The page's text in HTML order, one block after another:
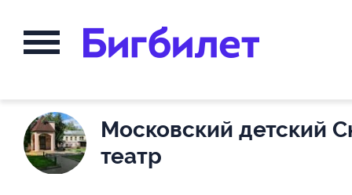
Московский детский
театр